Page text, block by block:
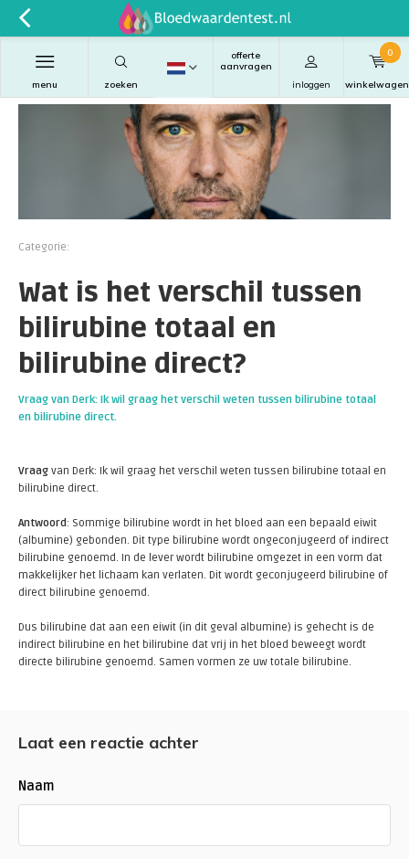
zoeken
offerte
aanvragen
inloggen
menu winkelwagen
0
Categorie:
Wat is het verschil tussen
bilirubine totaal en
bilirubine direct?
Vraag van Derk: Ik wil graag het verschil weten tussen bilirubine totaal
en bilirubine direct.
Vraag van Derk: Ik wil graag het verschil weten tussen bilirubine totaal en
bilirubine direct.
Antwoord: Sommige bilirubine wordt in het bloed aan een bepaald eiwit
(albumine) gebonden. Dit type bilirubine wordt ongeconjugeerd of indirect
bilirubine genoemd. In de lever wordt bilirubine omgezet in een vorm dat
makkelijker het lichaam kan verlaten. Dit wordt geconjugeerd bilirubine of
direct bilirubine genoemd.
Dus bilirubine dat aan een eiwit (in dit geval albumine) is gehecht is de
indirect bilirubine en het bilirubine dat vrij in het bloed beweegt wordt
directe bilirubine genoemd. Samen vormen ze uw totale bilirubine.
Laat een reactie achter
Naam